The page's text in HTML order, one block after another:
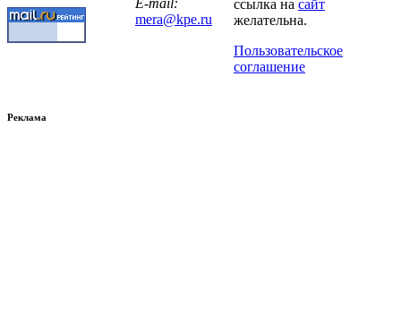
E-mail:
mera@kpe.ru
ссылка на сайт
желательна.
Пользовательское
соглашение
Реклама